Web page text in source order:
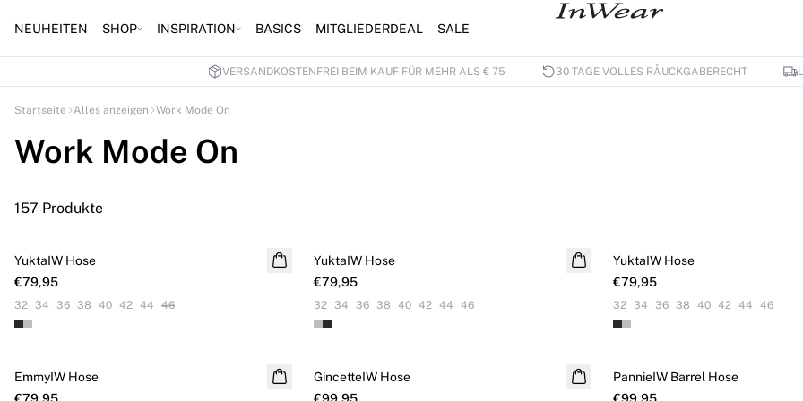
NEUHEITEN SHOP INSPIRATION BASICS MITGLIEDERDEAL SALE
VERSANDKOSTENFREI BEIM KAUF FÜR MEHR ALS € 75 30 TAGE VOLLES RÅUCKGABERECHT
Startseite Alles anzeigen Work Mode On
Work Mode On
157 Produkte
NEUHEITEN
YuktaIW Hose
€79,95
32 34 36 38 40 42 44 46
YuktaIW Hose
€79,95
32 34 36 38 40 42 44 46
YuktaIW Hose
€79,95
32 34 36 38 40 42 44 46
EmmyIW Hose
GincetteIW Hose
PannieIW Barrel Hose